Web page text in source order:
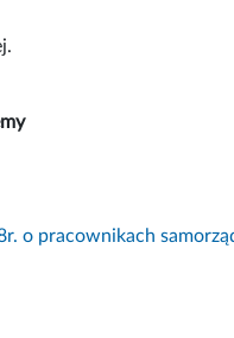
o pracownikach